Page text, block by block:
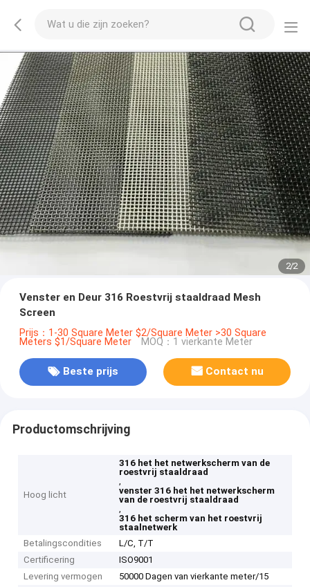
2/2
Venster en Deur 316 Roestvrij staaldraad Mesh
Screen
Prijs：1-30 Square Meter $2/Square Meter >30 Square
Meters $1/Square Meter MOQ：1 vierkante Meter
Beste prijs Contact nu
Productomschrijving
Hoog licht
316 het het netwerkscherm van de
roestvrij staaldraad
,
venster 316 het het netwerkscherm
van de roestvrij staaldraad
,
316 het scherm van het roestvrij
staalnetwerk
Betalingscondities
L/C, T/T
Certificering
ISO9001
Levering vermogen
50000 Dagen van vierkante meter/15